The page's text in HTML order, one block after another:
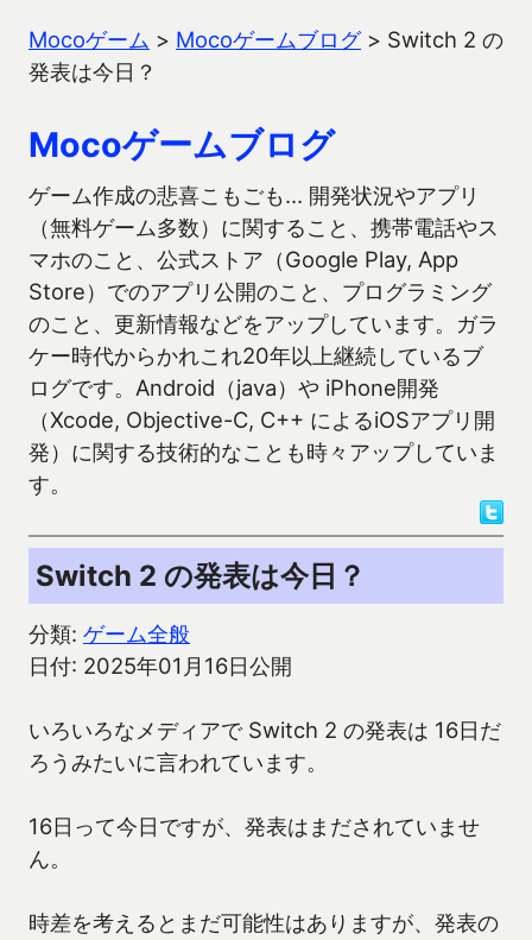
Mocoゲーム > Mocoゲームブログ> Switch 2 の
発表は今日？
Mocoゲームブログ
ゲーム作成の悲喜こもごも… 開発状況やアプリ
（無料ゲーム多数）に関すること、携帯電話やス
マホのこと、公式ストア（Google Play, App
Store）でのアプリ公開のこと、プログラミング
のこと、更新情報などをアップしています。ガラ
ケー時代からかれこれ20年以上継続しているブ
ログです。Android（java）や iPhone開発
（Xcode, Objective-C, C++ によるiOSアプリ開
発）に関する技術的なことも時々アップしていま
す。
Switch 2 の発表は今日？
分類: ゲーム全般
日付: 2025年01月16日公開
いろいろなメディアで Switch 2 の発表は 16日だ
ろうみたいに言われています。
16日って今日ですが、発表はまだされていませ
ん。
時差を考えるとまだ可能性はありますが、発表の